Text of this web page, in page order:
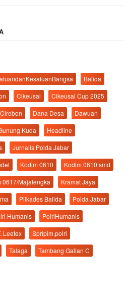
Balida
Cikeusal
Cikeusal Cup 2025
Cirebon Dana Desa
Dawuan
Kuda
Headline
Jurnalis Polda Jabar
Kodim 0610
Kodim 0610 smd
0617/Majalengka
Kramat Jaya
Pilkades Balida
Polda Jabar
Humanis
PolriHumanis
Leetex
Spripim.polri
Talaga
Tambang Galian C